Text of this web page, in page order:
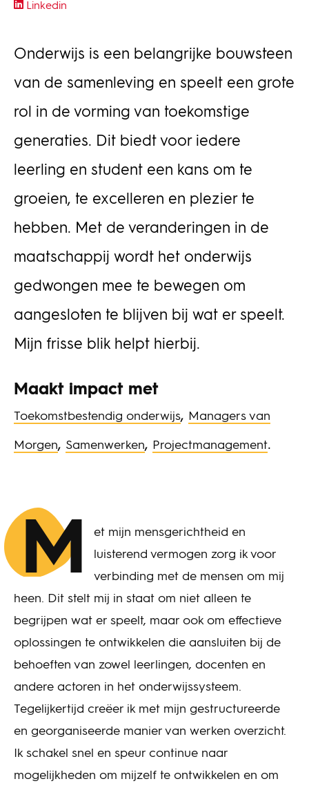
Linkedin
Onderwijs is een belangrijke bouwsteen
van de samenleving en speelt een grote
rol in de vorming van toekomstige
generaties. Dit biedt voor iedere
leerling en student een kans om te
groeien, te excelleren en plezier te
hebben. Met de veranderingen in de
maatschappij wordt het onderwijs
gedwongen mee te bewegen om
aangesloten te blijven bij wat er speelt.
Mijn frisse blik helpt hierbij.
Maakt impact met
Toekomstbestendig onderwijs, Managers van
Morgen, Samenwerken, Projectmanagement.
M
et mijn mensgerichtheid en
luisterend vermogen zorg ik voor
verbinding met de mensen om mij
heen. Dit stelt mij in staat om niet alleen te
begrijpen wat er speelt, maar ook om effectieve
oplossingen te ontwikkelen die aansluiten bij de
behoeften van zowel leerlingen, docenten en
andere actoren in het onderwijssysteem.
Tegelijkertijd creëer ik met mijn gestructureerde
en georganiseerde manier van werken overzicht.
Ik schakel snel en speur continue naar
mogelijkheden om mijzelf te ontwikkelen en om